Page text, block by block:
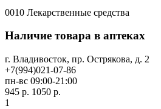
0010 Лекарственные средства
Наличие товара в аптеках
г. Владивосток, пр. Острякова, д. 2
+7(994)021-07-86
пн-вс 09:00-21:00
945 р. 1050 р.
1